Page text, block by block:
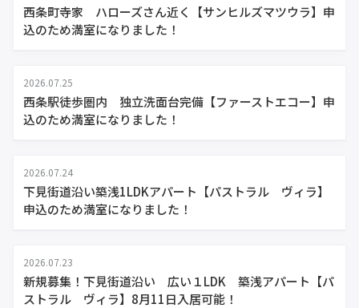
西条町寺家 ハローズさん近く【サンヒルズマツウラ】申
込のため満室になりました！
2026.07.25
西条駅徒歩圏内 独立洗面台完備【ファーストエコー】申
込のため満室になりました！
2026.07.24
下見街道沿い築浅1LDKアパート【パストラル ヴィラ】
申込のため満室になりました！
2026.07.23
新規募集！下見街道沿い 広い１LDK 築浅アパート【パ
ストラル ヴィラ】8月11日入居可能！